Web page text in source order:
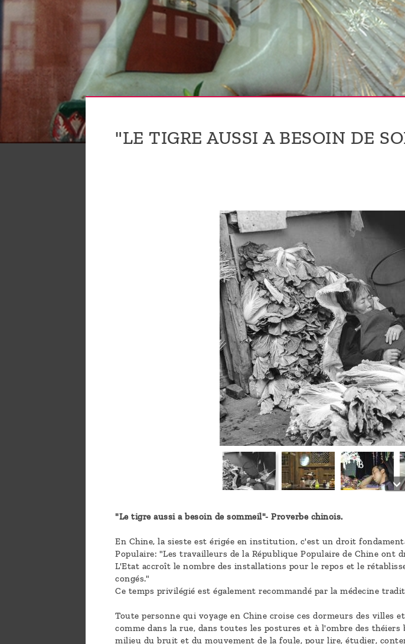
nous ?
le thé
Comment
infuser
"LE TIGRE AUSSI A BESOIN DE
"Le tigre aussi a besoin de sommeil"- Proverbe chinois.
En Chine, la sieste est érigée en institution, c'est un droit
Populaire: "Les travailleurs de la République Populaire de Chine ont
L'Etat accroît le nombre des installations pour le repos et le
congés."
Ce temps privilégié est également recommandé par la médecine
Toute personne qui voyage en Chine croise ces dormeurs des
comme dans la rue, dans toutes les postures et à l'ombre des
milieu du bruit et du mouvement de la foule, pour lire, étudier,